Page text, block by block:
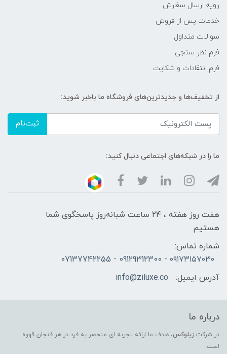
رویه ارسال سفارش
خدمات پس از فروش
سوالات متداول
فرم نظر سنجی
فرم انتقادات و شکایت
از تخفیف‌ها و جدیدترین‌های فروشگاه ما باخبر شوید:
ثبت‌نام
ما را در شبکه‌های اجتماعی دنبال کنید:
هفت روز هفته ، ۲۴ ساعت شبانه‌روز پاسخگوی شما
هستیم
شماره تماس:
۰۹۱۷۳۱۵۷۰۳۰ - 09129312300 - 07137742255
آدرس ایمیل:
info@ziluxe.co
درباره ما
در شرکت زیلوکس، هدف ما ارائه تجربه ای منحصر به فرد در هر فنجان قهوه
است.